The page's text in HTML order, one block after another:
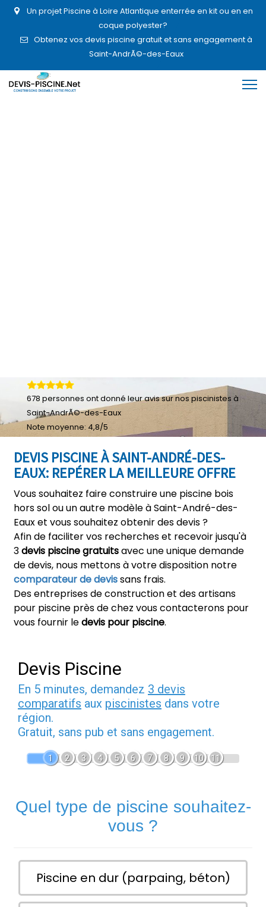
Un projet Piscine à Loire Atlantique enterrée en kit ou en en
coque polyester?
Obtenez vos devis piscine gratuit et sans engagement à
Saint-AndrÃ©-des-Eaux
DEVIS PISCINE À SAINT-ANDRÉ-DES-
EAUX: REPÉRER LA MEILLEURE OFFRE
Vous souhaitez faire construire une piscine bois
hors sol ou un autre modèle à Saint-André-des-
Eaux et vous souhaitez obtenir des devis ?
Afin de faciliter vos recherches et recevoir jusqu'à
3devis piscine gratuitsavec une unique demande
de devis, nous mettons à votre disposition notre
comparateur de devissans frais.
Des entreprises de construction et des artisans
pour piscine près de chez vous contacterons pour
vous fournir ledevis pour piscine.
678 personnes ont donné leuravis sur nos piscinistes à
Saint-AndrÃ©-des-Eaux
Note moyenne: 4,8/5
Devis Piscine
En 5 minutes, demandez 3 devis
comparatifs aux piscinistes dans votre
région.
Gratuit, sans pub et sans engagement.
1 2 3 4 5 6 7 8 9 10 11
Quel type de piscine souhaitez-
vous ?
Piscine en dur (parpaing, béton)